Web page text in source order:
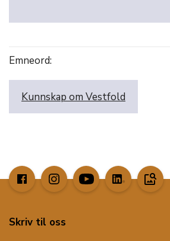
Emneord:
Kunnskap om Vestfold
image_search
Skriv til oss